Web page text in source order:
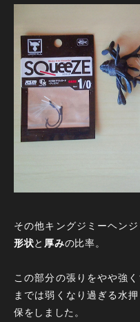
その他キングジミーヘンジ
形状と 厚みの比率。
この部分の張りをやや強
までは弱くなり過ぎる水
保をしました。